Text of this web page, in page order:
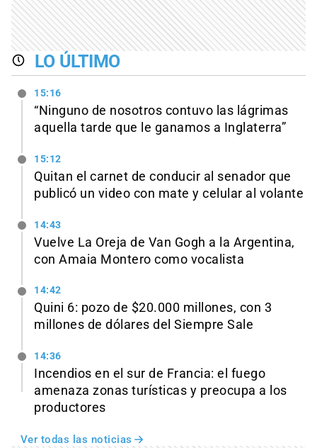
LO ÚLTIMO
15:16
“Ninguno de nosotros contuvo las lágrimas
aquella tarde que le ganamos a Inglaterra”
15:12
Quitan el carnet de conducir al senador que
publicó un video con mate y celular al volante
14:43
Vuelve La Oreja de Van Gogh a la Argentina,
con Amaia Montero como vocalista
14:42
Quini 6: pozo de $20.000 millones, con 3
millones de dólares del Siempre Sale
14:36
Incendios en el sur de Francia: el fuego
amenaza zonas turísticas y preocupa a los
productores
Ver todas las noticias